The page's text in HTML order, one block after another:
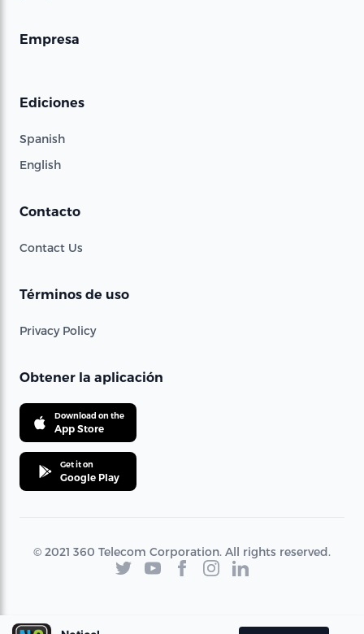
Empresa
Ediciones
Spanish
English
Contacto
Contact Us
Términos de uso
Privacy Policy
Obtener la aplicación
Download on the
App Store
Get it on
Google Play
© 2021 360 Telecom Corporation. All rights reserved.